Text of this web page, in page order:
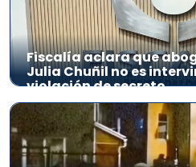
Fiscalía aclara que
Julia Chuñil no es
violación de secreto